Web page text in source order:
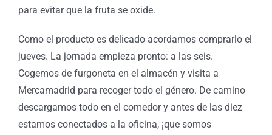
para evitar que la fruta se oxide.
Como el producto es delicado acordamos comprarlo el
jueves. La jornada empieza pronto: a las seis.
Cogemos de furgoneta en el almacén y visita a
Mercamadrid para recoger todo el género. De camino
descargamos todo en el comedor y antes de las diez
estamos conectados a la oficina, ¡que somos